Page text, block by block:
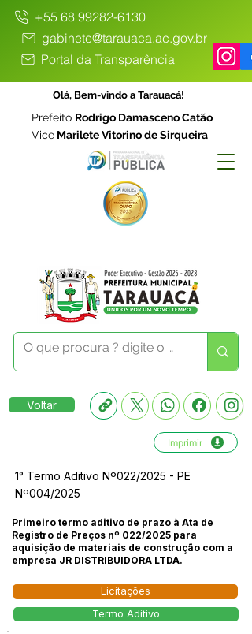
+55 68 99282-6130
gabinete@tarauaca.ac.gov.br
Portal da Transparência
Olá, Bem-vindo a Tarauacá!
Prefeito Rodrigo Damasceno Catão
Vice Marilete Vitorino de Sirqueira
Voltar
Imprimir
1° Termo Aditivo Nº022/2025 - PE
Nº004/2025
Primeiro termo aditivo de prazo à Ata de
Registro de Preços nº 022/2025 para
aquisição de materiais de construção com a
empresa JR DISTRIBUIDORA LTDA.
Licitações
Termo Aditivo